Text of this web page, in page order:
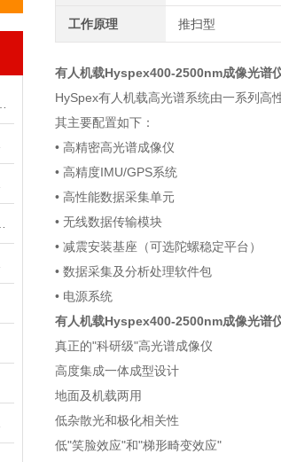
工作原理 推扫型
有人机载Hyspex400-2500nm成像光谱
HySpex有人机载高光谱系统由一系列高
其主要配置如下：
• 高精密高光谱成像仪
• 高精度IMU/GPS系统
• 高性能数据采集单元
• 无线数据传输模块
• 减震安装基座（可选陀螺稳定平台）
• 数据采集及分析处理软件包
• 电源系统
有人机载Hyspex400-2500nm成像光谱
真正的"科研级"高光谱成像仪
高度集成一体成型设计
地面及机载两用
低杂散光和极化相关性
低"笑脸效应"和"梯形畸变效应"